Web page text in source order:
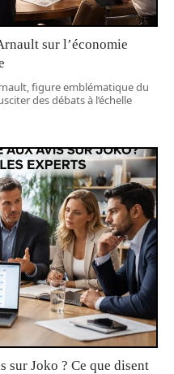
sur l’économie
figure emblématique du
des débats à l’échelle
sur Joko ? Ce que disent